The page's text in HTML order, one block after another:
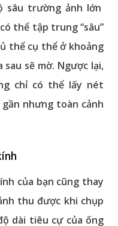
sâu trường ảnh lớn
thể tập trung “sâu”
thể cụ thể ở khoảng
sau sẽ mờ. Ngược lại,
chỉ có thể lấy nét
nhưng toàn cảnh
của bạn cũng thay
thu được khi chụp
dài tiêu cự của ống